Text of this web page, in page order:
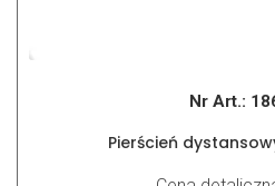
Nr Art.:
Pierścień